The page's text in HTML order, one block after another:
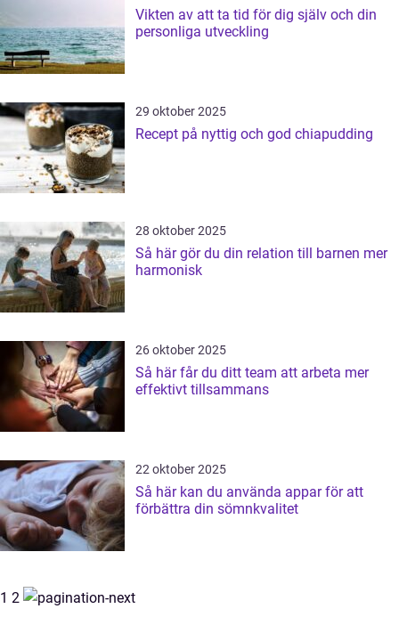
Vikten av att ta tid för dig själv och din
personliga utveckling
29 oktober 2025
Recept på nyttig och god chiapudding
28 oktober 2025
Så här gör du din relation till barnen mer
harmonisk
26 oktober 2025
Så här får du ditt team att arbeta mer
effektivt tillsammans
22 oktober 2025
Så här kan du använda appar för att
förbättra din sömnkvalitet
1 2